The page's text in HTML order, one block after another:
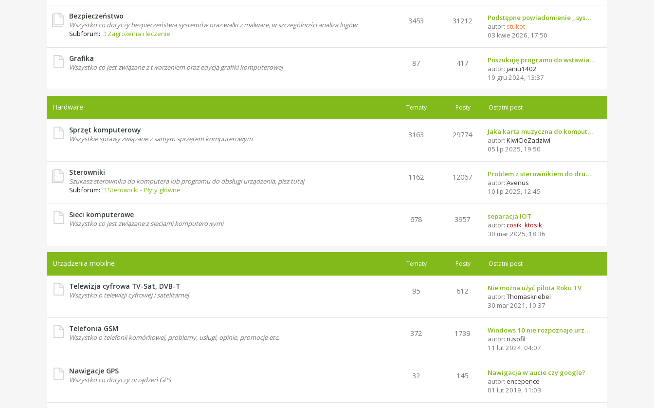
Bezpieczeństwo
Wszystko co dotyczy bezpieczeństwa systemów oraz walki z malware, w szczególności analiza logów
Subforum:
Zagrożenia i leczenie
3453 31212
Podstępne powiadomienie ,,sys…
autor: stukot
03 kwie 2026, 17:50
Grafika
Wszystko co jest związane z tworzeniem oraz edycją grafiki komputerowej 87 417
Poszukuję programu do wstawia…
autor: janiu1402
19 gru 2024, 13:37
Hardware Tematy Posty Ostatni post
Sprzęt komputerowy
Wszystkie sprawy związane z samym sprzętem komputerowym 3163 29774
Jaka karta muzyczna do komput…
autor: KiwiCieZadziwi
05 lip 2025, 19:50
Sterowniki
Szukasz sterownika do komputera lub programu do obsługi urządzenia, pisz tutaj
Subforum:
Sterowniki - Płyty główne
1162 12067
Problem z sterownikiem do dru…
autor: Avenus
10 lip 2025, 12:45
Sieci komputerowe
Wszystko co jest związane z sieciami komputerowymi 678 3957
separacja IOT
autor: cosik_ktosik
30 mar 2025, 18:36
Urządzenia mobilne Tematy Posty Ostatni post
Telewizja cyfrowa TV-Sat, DVB-T
Wszystko o telewizji cyfrowej i satelitarnej 95 612
Nie można użyć pilota Roku TV
autor: Thomaskriebel
30 mar 2021, 10:37
Telefonia GSM
Wszystko o telefonii komórkowej, problemy, usługi, opinie, promocje etc. 372 1739
Windows 10 nie rozpoznaje urz…
autor: rusofil
11 lut 2024, 04:07
Nawigacje GPS
Wszystko co dotyczy urządzeń GPS 32 145
Nawigacja w aucie czy google?
autor: encepence
01 lut 2019, 11:03